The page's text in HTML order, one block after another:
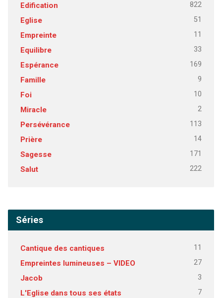
Edification 822
Eglise 51
Empreinte 11
Equilibre 33
Espérance 169
Famille 9
Foi 10
Miracle 2
Persévérance 113
Prière 14
Sagesse 171
Salut 222
Séries
Cantique des cantiques 11
Empreintes lumineuses – VIDEO 27
Jacob 3
L'Eglise dans tous ses états 7